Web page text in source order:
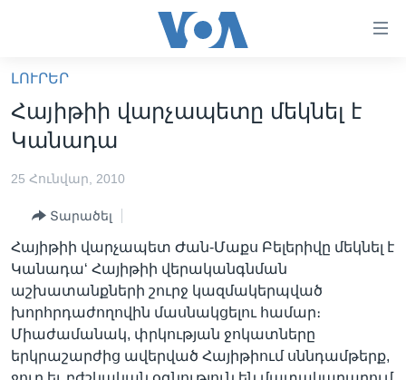
հիմնական
բովանդակությանը
անցնել
բովանդակությանը
բովանդակություն
ԼՈՒՐԵՐ
ՖԻԼՄԵՐ
ՖԻԼՄԵՐ
IN ENGLISH
ՄԵՐ ՄԱՍԻՆ
ՄԵՐ ՄԱՍԻՆ
«ԱՄԵՐԻԿԱՅԻ ՁԱՅՆ»-Ի ԿԱՆՈՆԱԴՐՈՒԹՅՈՒՆ
ԿԱՊ ՄԵԶ ՀԵՏ
ՈՒԿՐԱԻՆԱԿԱՆ ՊԱՏԵՐԱԶՄ
Learning English
ԼՈՒՐԵՐ
Հայիթիի վարչապետը մեկնել է
Կանադա
25 Հունվար, 2010
Տարածել
Հայիթիի վարչապետ Ժան-Մաքս Բելերիվը մեկնել է
Կանադա‘ Հայիթիի վերականգնման
աշխատանքների շուրջ կազմակերպված
խորհրդաժողովին մասնակցելու համար։
Միաժամանակ, փրկության ջոկատները
երկրաշարժից ավերված Հայիթիում սննդամթերք,